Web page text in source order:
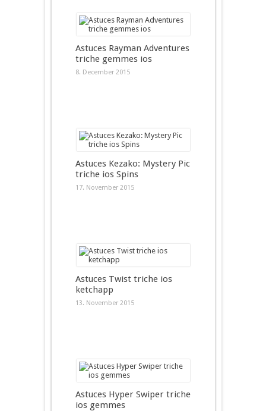
Astuces Rayman Adventures
triche gemmes ios
8. December 2015
Astuces Kezako: Mystery Pic
triche ios Spins
17. November 2015
Astuces Twist triche ios
ketchapp
13. November 2015
Astuces Hyper Swiper triche
ios gemmes